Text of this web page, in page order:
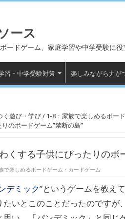
ース
ードゲーム、家庭学習や中学受験に
習・中学受験対策 楽しみながら力が
く遊び・学び/ 1-8：家族で楽しめるボー
のボードゲーム”禁断の島”
くする子供にぴったりのボ
で楽しめるボードゲーム・カードゲーム
デミック”というゲームを教え
いとこのことだったのですが